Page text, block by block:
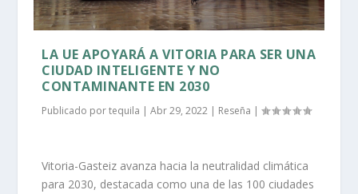
LA UE APOYARÁ A VITORIA PARA SER UNA
CIUDAD INTELIGENTE Y NO
CONTAMINANTE EN 2030
Publicado portequila |Abr 29, 2022 | Reseña |
Vitoria-Gasteiz avanza hacia la neutralidad climática
para 2030, destacada como una de las 100 ciudades